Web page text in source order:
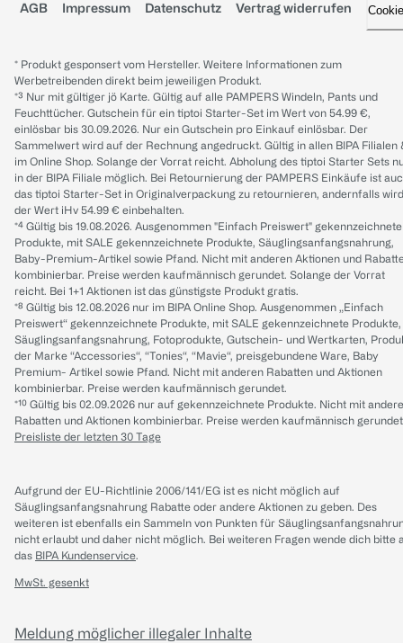
AGB Impressum Datenschutz Vertrag widerrufen
* Produkt gesponsert vom Hersteller. Weitere Informationen zum
Werbetreibenden direkt beim jeweiligen Produkt.
*³ Nur mit gültiger jö Karte. Gültig auf alle PAMPERS Windeln, Pants und
Feuchttücher. Gutschein für ein tiptoi Starter-Set im Wert von 54.99 €,
einlösbar bis 30.09.2026. Nur ein Gutschein pro Einkauf einlösbar. Der
Sammelwert wird auf der Rechnung angedruckt. Gültig in allen BIPA Filialen
im Online Shop. Solange der Vorrat reicht. Abholung des tiptoi Starter Sets
in der BIPA Filiale möglich. Bei Retournierung der PAMPERS Einkäufe ist
das tiptoi Starter-Set in Originalverpackung zu retournieren, andernfalls wird
der Wert iHv 54.99 € einbehalten.
*⁴ Gültig bis 19.08.2026. Ausgenommen "Einfach Preiswert" gekennzeichnete
Produkte, mit SALE gekennzeichnete Produkte, Säuglingsanfangsnahrung,
Baby-Premium-Artikel sowie Pfand. Nicht mit anderen Aktionen und
kombinierbar. Preise werden kaufmännisch gerundet. Solange der Vorrat
reicht. Bei 1+1 Aktionen ist das günstigste Produkt gratis.
*⁸ Gültig bis 12.08.2026 nur im BIPA Online Shop. Ausgenommen „Einfach
Preiswert“ gekennzeichnete Produkte, mit SALE gekennzeichnete Produkte,
Säuglingsanfangsnahrung, Fotoprodukte, Gutschein- und Wertkarten,
der Marke “Accessories“, “Tonies“, “Mavie“, preisgebundene Ware, Baby
Premium- Artikel sowie Pfand. Nicht mit anderen Rabatten und Aktionen
kombinierbar. Preise werden kaufmännisch gerundet.
*¹⁰ Gültig bis 02.09.2026 nur auf gekennzeichnete Produkte. Nicht mit
Rabatten und Aktionen kombinierbar. Preise werden kaufmännisch
Preisliste der letzten 30 Tage
Aufgrund der EU-Richtlinie 2006/141/EG ist es nicht möglich auf
Säuglingsanfangsnahrung Rabatte oder andere Aktionen zu geben. Des
weiteren ist ebenfalls ein Sammeln von Punkten für
nicht erlaubt und daher nicht möglich. Bei weiteren Fragen wende dich bitte
das BIPA Kundenservice.
MwSt. gesenkt
Meldung möglicher illegaler Inhalte